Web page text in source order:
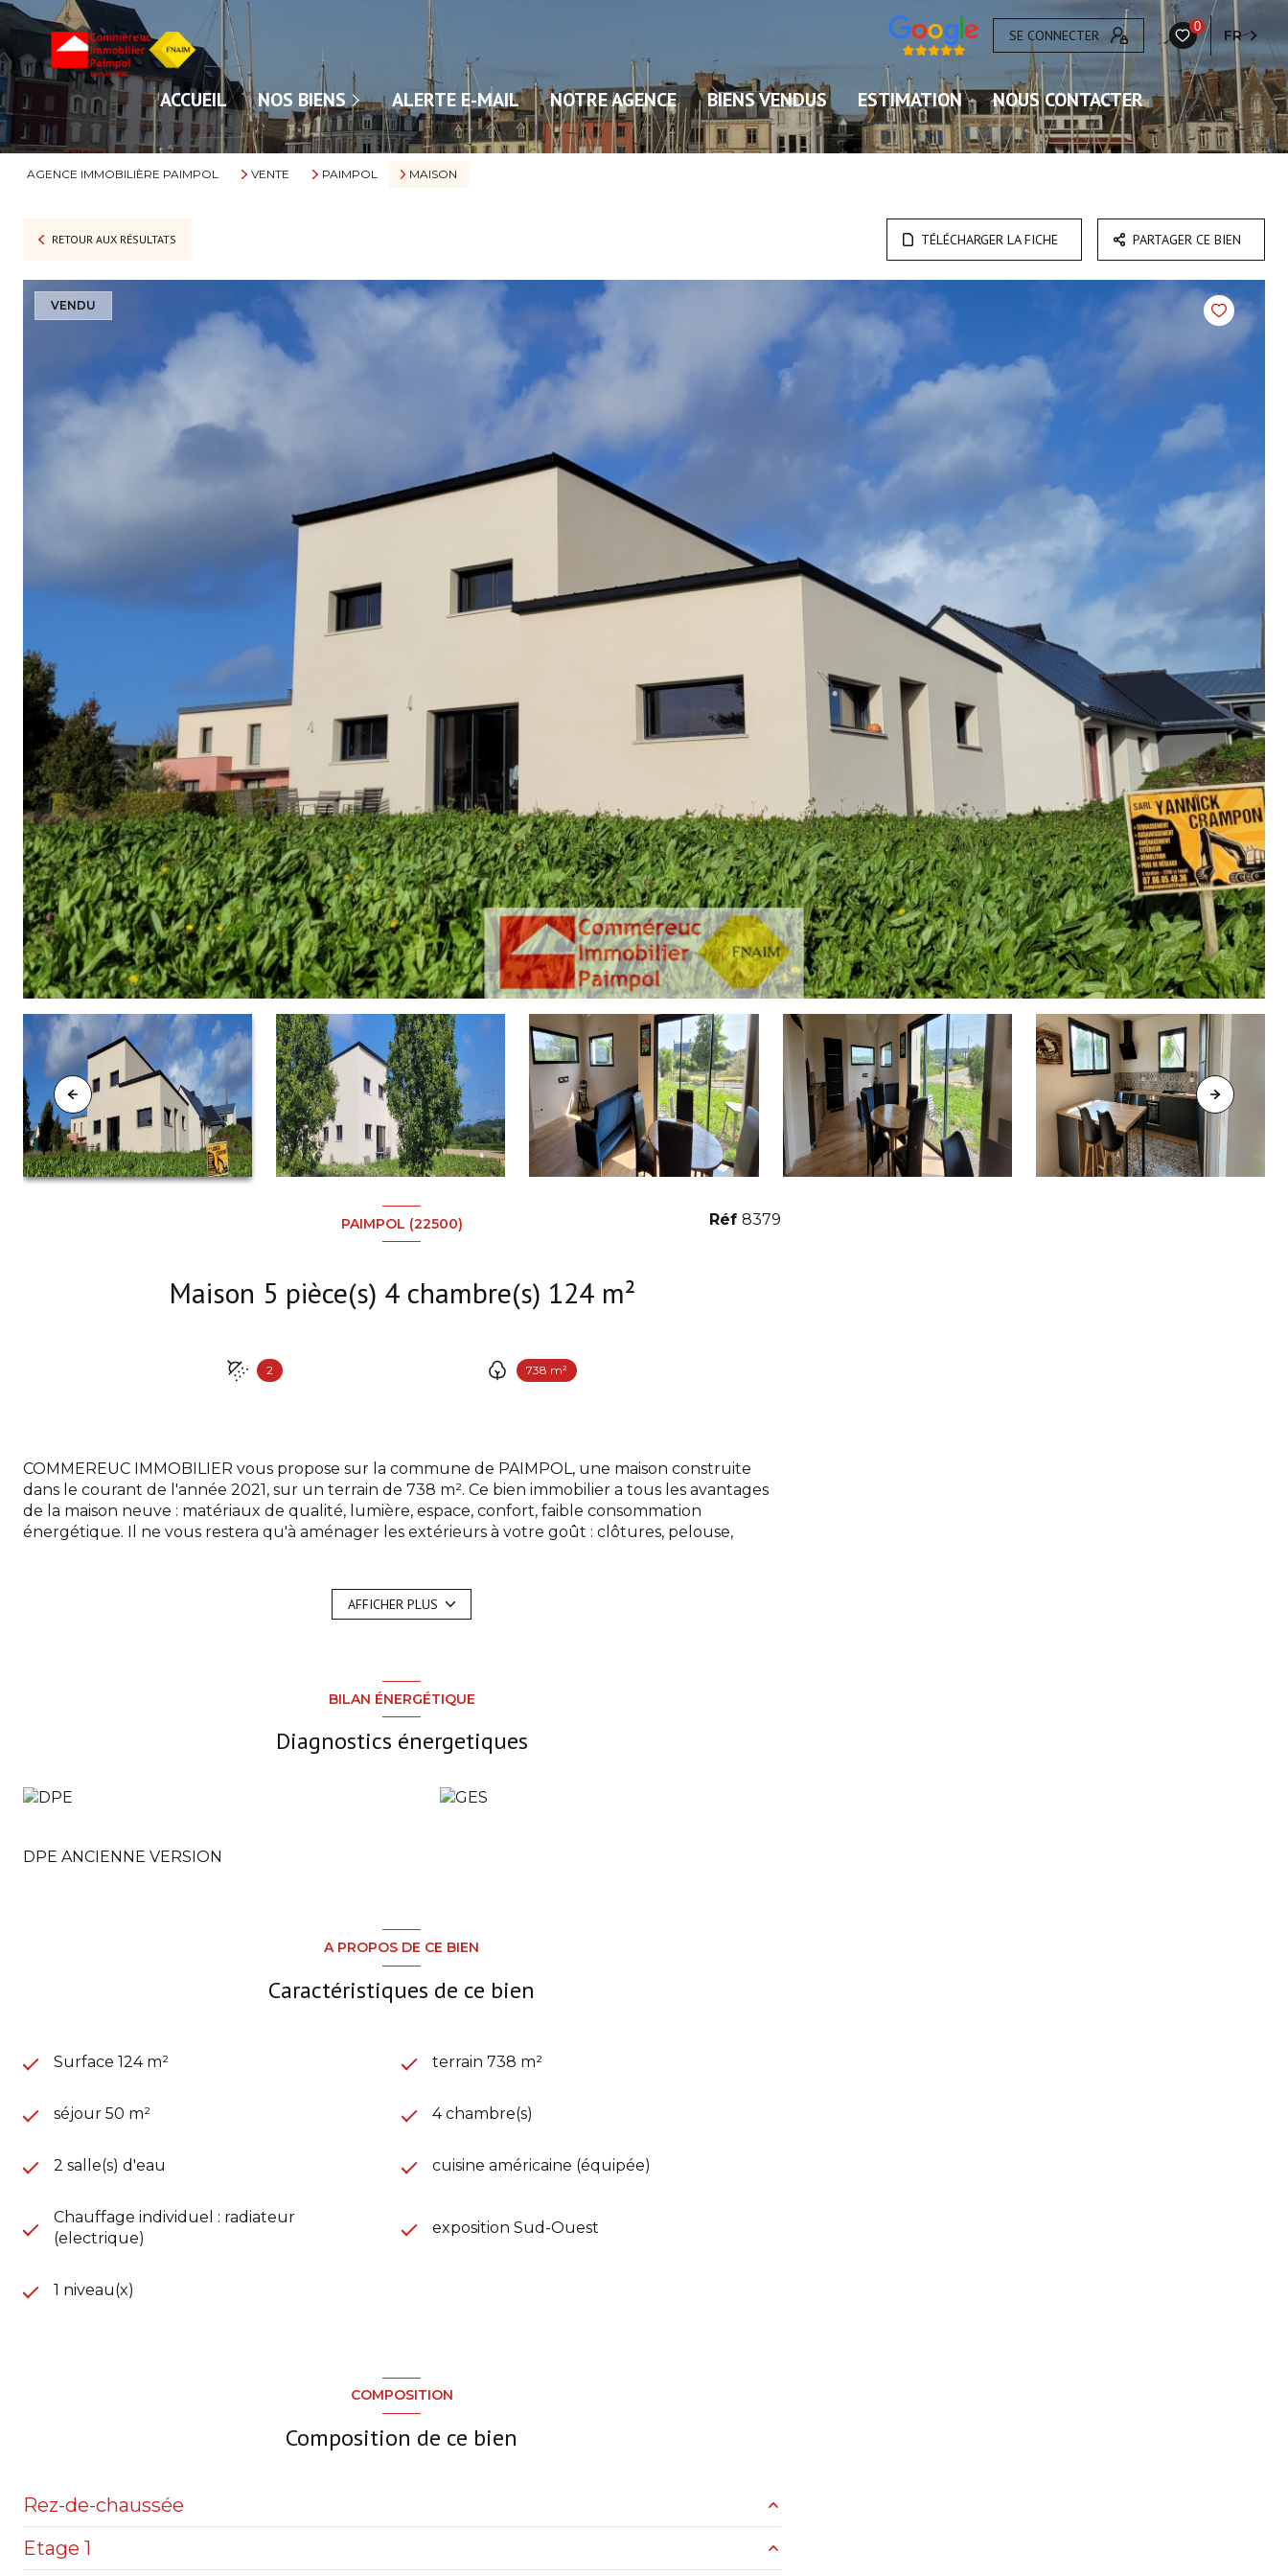
SE CONNECTER
0
FR
ACCUEIL NOS BIENS
NOS VENTES
NOS LOCATIONS
ALERTE E-MAIL NOTRE AGENCE BIENS VENDUS ESTIMATION NOUS CONTACTER
AGENCE IMMOBILIÈRE PAIMPOL VENTE PAIMPOL MAISON
RETOUR AUX RÉSULTATS TÉLÉCHARGER LA FICHE PARTAGER CE BIEN
VENDU
PAIMPOL (22500)
Maison 5 pièce(s) 4 chambre(s) 124 m²
2 738 m²
Réf 8379
COMMEREUC IMMOBILIER vous propose sur la commune de PAIMPOL, une maison construite
dans le courant de l'année 2021, sur un terrain de 738 m². Ce bien immobilier a tous les avantages
de la maison neuve : matériaux de qualité, lumière, espace, confort, faible consommation
énergétique. Il ne vous restera qu'à aménager les extérieurs à votre goût : clôtures, pelouse,
- au rez-de-chaussée : d'une pièce de vie avec cuisine totalement aménagée et équipée ouverte
sur le salon, une chambre avec salle de douche, dressing et wc séparé.
Vous souhaitez programmer une visite de ce bien, contactez l'agence COMMEREUC IMMOBILIER
AFFICHER PLUS
BILAN ÉNERGÉTIQUE
Diagnostics énergetiques
DPE ANCIENNE VERSION
A PROPOS DE CE BIEN
Caractéristiques de ce bien
Surface 124 m² terrain 738 m²
séjour 50 m² 4 chambre(s)
2 salle(s) d'eau cuisine américaine (équipée)
Chauffage individuel : radiateur
(electrique)
exposition Sud-Ouest
1 niveau(x)
COMPOSITION
Composition de ce bien
Rez-de-chaussée
chambre
Etage 1